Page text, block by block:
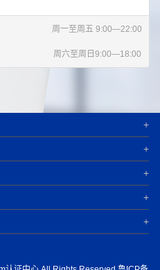
周一至周五 9:00—22:00
周六至周日9:00—18:00
+
+
+
+
+